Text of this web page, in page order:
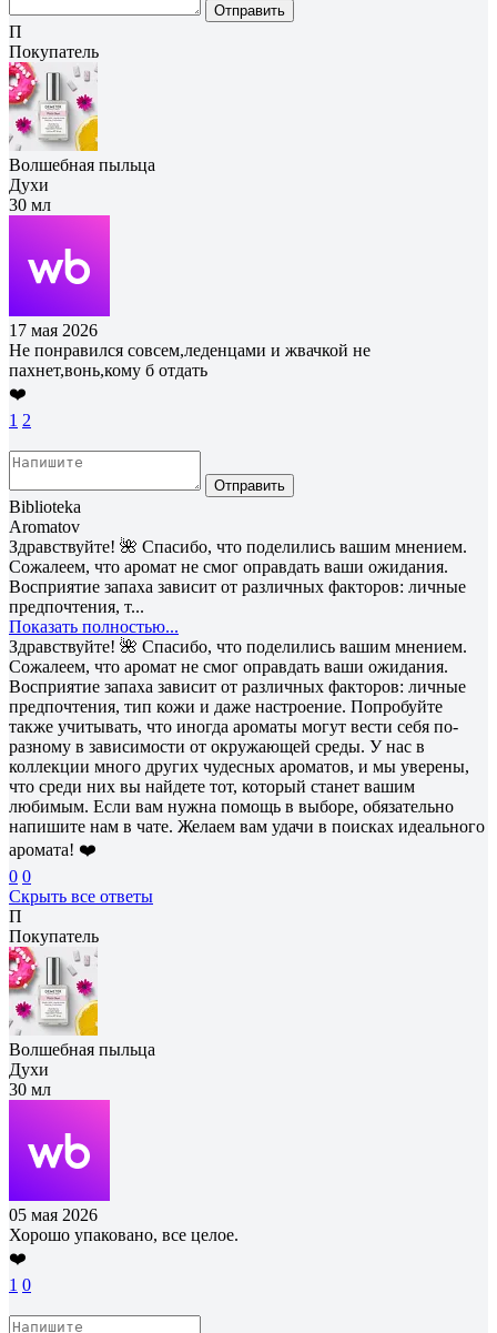
Отправить
П
Покупатель
Волшебная пыльца
Духи
30 мл
17 мая 2026
Не понравился совсем,леденцами и жвачкой не
пахнет,вонь,кому б отдать
❤️
1 2
Отправить
Biblioteka
Aromatov
Здравствуйте! 🌺 Спасибо, что поделились вашим мнением.
Сожалеем, что аромат не смог оправдать ваши ожидания.
Восприятие запаха зависит от различных факторов: личные
предпочтения, т...
Показать полностью...
Здравствуйте! 🌺 Спасибо, что поделились вашим мнением.
Сожалеем, что аромат не смог оправдать ваши ожидания.
Восприятие запаха зависит от различных факторов: личные
предпочтения, тип кожи и даже настроение. Попробуйте
также учитывать, что иногда ароматы могут вести себя по-
разному в зависимости от окружающей среды. У нас в
коллекции много других чудесных ароматов, и мы уверены,
что среди них вы найдете тот, который станет вашим
любимым. Если вам нужна помощь в выборе, обязательно
напишите нам в чате. Желаем вам удачи в поисках идеального
аромата! ❤️
0 0
Скрыть все ответы
П
Покупатель
Волшебная пыльца
Духи
30 мл
05 мая 2026
Хорошо упаковано, все целое.
❤️
1 0